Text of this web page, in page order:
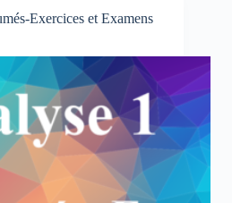
Exercices et Examens